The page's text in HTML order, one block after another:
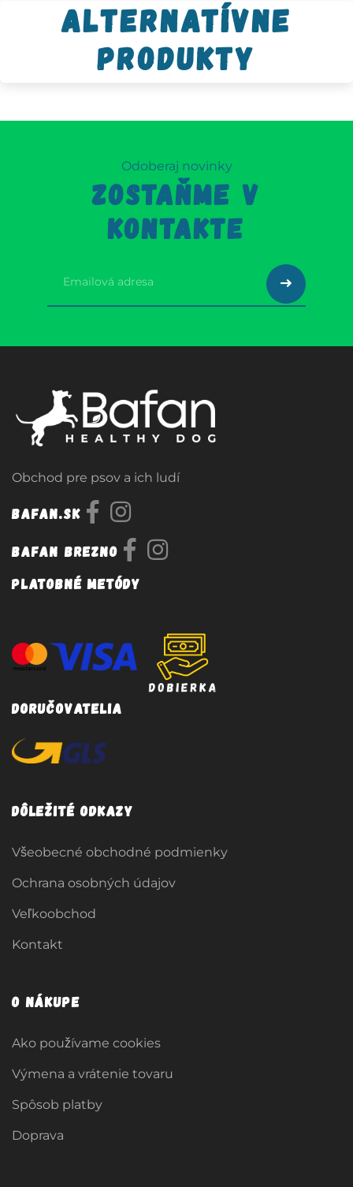
Alternatívne
produkty
Odoberaj novinky
ZOSTAŇME V
KONTAKTE
Obchod pre psov a ich ludí
Bafan.sk
Bafan Brezno
Platobné metódy
Doručovatelia
Dôležité odkazy
Všeobecné obchodné podmienky
Ochrana osobných údajov
Veľkoobchod
Kontakt
O nákupe
Ako používame cookies
Výmena a vrátenie tovaru
Spôsob platby
Doprava